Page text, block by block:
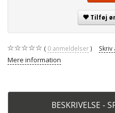
Tilføj
0 anmeldelser Skriv
Mere information
BESKRIVELSE -